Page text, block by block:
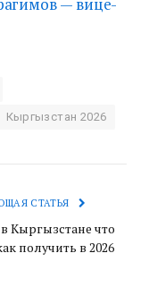
— вице-
Кыргызстан 2026
СТАТЬЯ
Кыргызстане что
получить в 2026